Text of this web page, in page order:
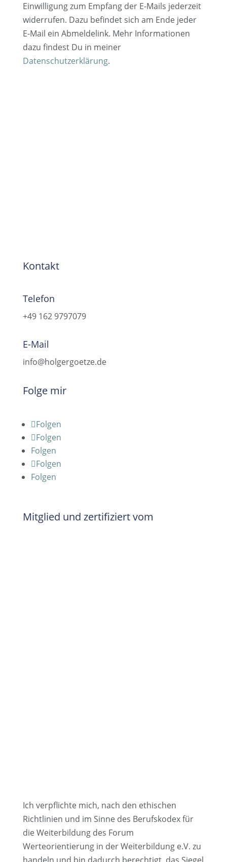
Einwilligung zum Empfang der E-Mails jederzeit
widerrufen. Dazu befindet sich am Ende jeder
E-Mail ein Abmeldelink. Mehr Informationen
dazu findest Du in meiner
Datenschutzerklärung.
Kontakt
Telefon
+49 162 9797079
E-Mail
info@holgergoetze.de
Folge mir
Folgen
Folgen
Folgen
Folgen
Folgen
Mitglied und zertifiziert vom
Ich verpflichte mich, nach den ethischen
Richtlinien und im Sinne des Berufskodex für
die Weiterbildung des Forum
Werteorientierung in der Weiterbildung e.V. zu